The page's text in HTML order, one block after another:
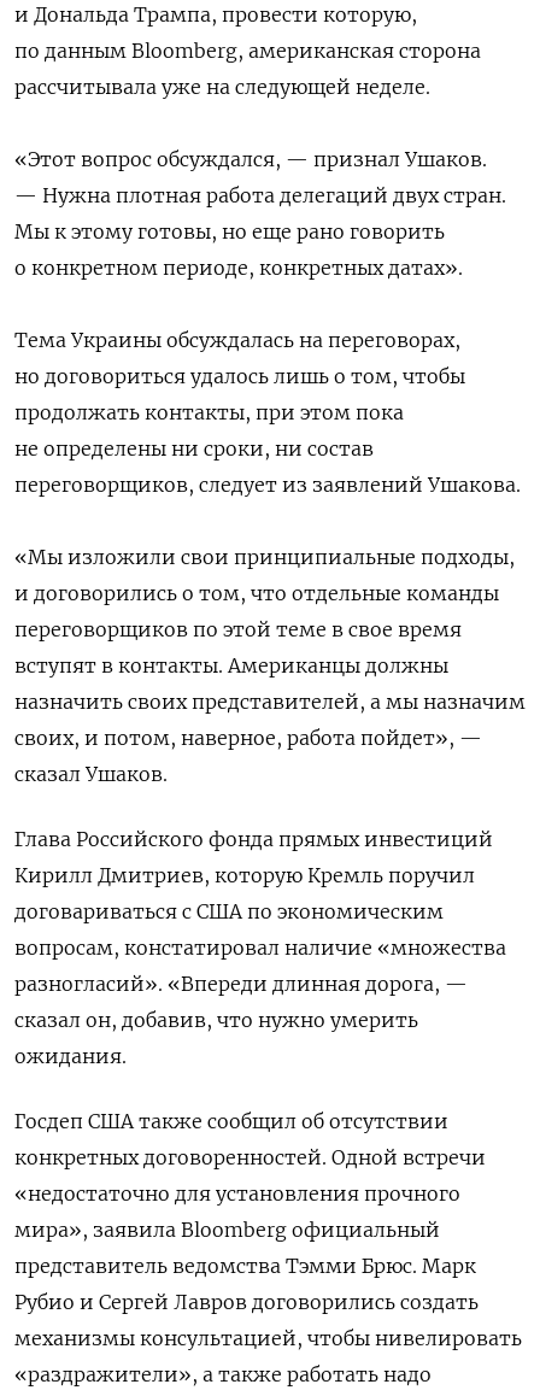
и Дональда Трампа, провести которую,
по данным Bloomberg, американская сторона
рассчитывала уже на следующей неделе.
«Этот вопрос обсуждался, — признал Ушаков.
— Нужна плотная работа делегаций двух стран.
Мы к этому готовы, но еще рано говорить
о конкретном периоде, конкретных датах».
Тема Украины обсуждалась на переговорах,
но договориться удалось лишь о том, чтобы
продолжать контакты, при этом пока
не определены ни сроки, ни состав
переговорщиков, следует из заявлений Ушакова.
«Мы изложили свои принципиальные подходы,
и договорились о том, что отдельные команды
переговорщиков по этой теме в свое время
вступят в контакты. Американцы должны
назначить своих представителей, а мы назначим
своих, и потом, наверное, работа пойдет», —
сказал Ушаков.
Глава Российского фонда прямых инвестиций
Кирилл Дмитриев, которую Кремль поручил
договариваться с США по экономическим
вопросам, констатировал наличие «множества
разногласий». «Впереди длинная дорога, —
сказал он, добавив, что нужно умерить
ожидания.
Госдеп США также сообщил об отсутствии
конкретных договоренностей. Одной встречи
«недостаточно для установления прочного
мира», заявила Bloomberg официальный
представитель ведомства Тэмми Брюс. Марк
Рубио и Сергей Лавров договорились создать
механизмы консультацией, чтобы нивелировать
«раздражители», а также работать надо